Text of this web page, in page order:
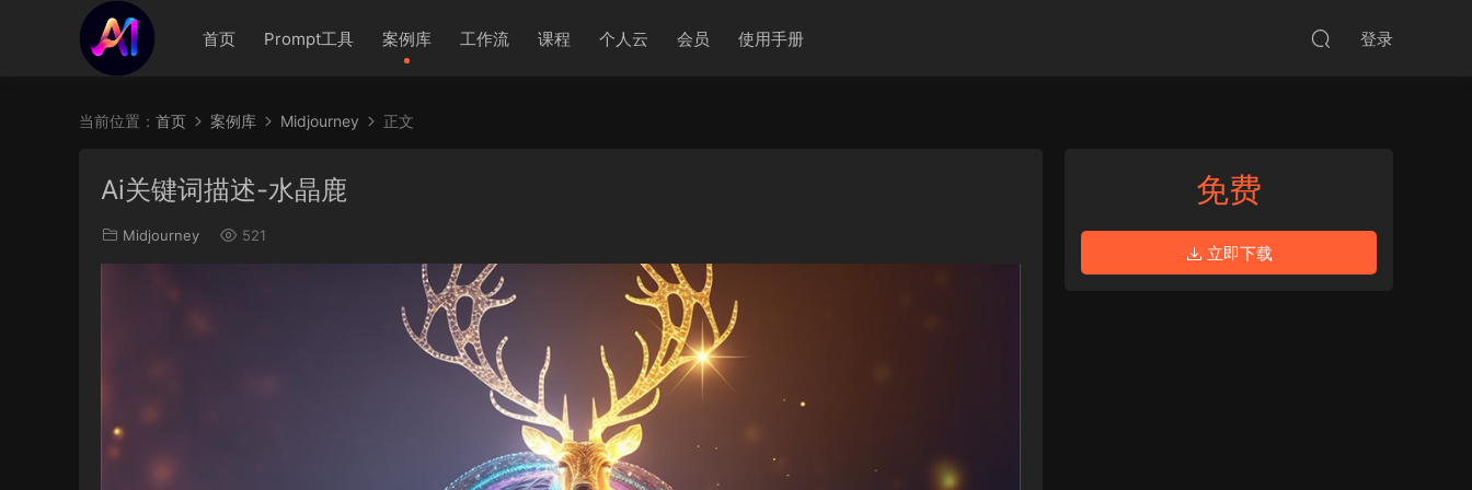
首页 Prompt工具 案例库 工作流 课程 个人云 会员 使用手册 登录
当前位置： 首页 案例库 Midjourney 正文
Ai关键词描述-水晶鹿
Midjourney 521
免费
立即下载